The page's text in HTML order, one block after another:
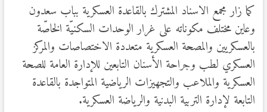
كما زار مجمع الاسناد المشترك بالقاعدة العسكرية بباب سعدون
وعاين مختلف مكوناته على غرار الوحدات السكنيّة الخاصّة
بالعسكريين والمصحة العسكرية متعددة الاختصاصات والمركز
العسكري لطب وجراحة الأسنان التابعين للإدارة العامة للصحة
العسكرية والملاعب والتجهيزات الرياضية المتواجدة بالقاعدة
التابعة لإدارة التربية البدنية والرياضة العسكرية.